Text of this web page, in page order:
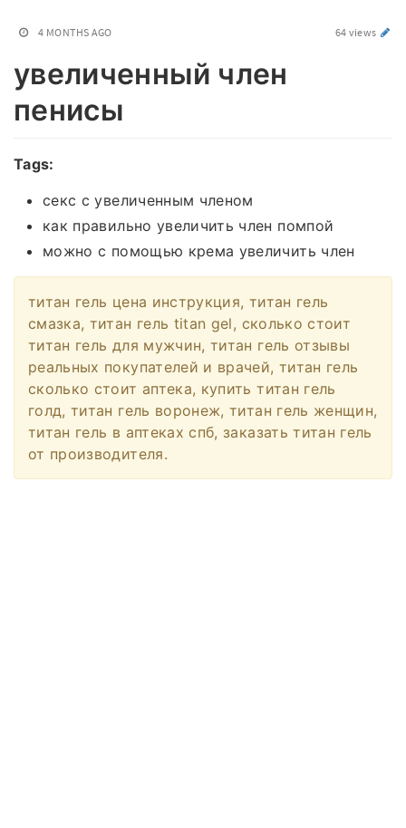
4 MONTHS AGO 64 views
увеличенный член
пенисы
Tags:
секс с увеличенным членом
как правильно увеличить член помпой
можно с помощью крема увеличить член
титан гель цена инструкция, титан гель
смазка, титан гель titan gel, сколько стоит
титан гель для мужчин, титан гель отзывы
реальных покупателей и врачей, титан гель
сколько стоит аптека, купить титан гель
голд, титан гель воронеж, титан гель женщин,
титан гель в аптеках спб, заказать титан гель
от производителя.